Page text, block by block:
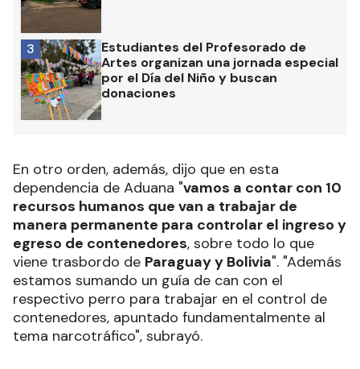
Estudiantes del Profesorado de
Artes organizan una jornada especial
por el Día del Niño y buscan
donaciones
3
En otro orden, además, dijo que en esta
dependencia de Aduana "vamos a contar con 10
recursos humanos que van a trabajar de
manera permanente para controlar el ingreso y
egreso de contenedores, sobre todo lo que
viene trasbordo de Paraguay y Bolivia". "Además
estamos sumando un guía de can con el
respectivo perro para trabajar en el control de
contenedores, apuntado fundamentalmente al
tema narcotráfico", subrayó.